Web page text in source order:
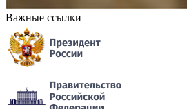
Важные ссылки